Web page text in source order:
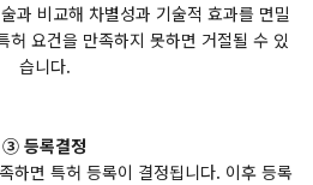
과 비교해 차별성과 기술적 효과를 면밀
허 요건을 만족하지 못하면 거절될 수 있
습니다.
③ 등록결정
하면 특허 등록이 결정됩니다. 이후 등록